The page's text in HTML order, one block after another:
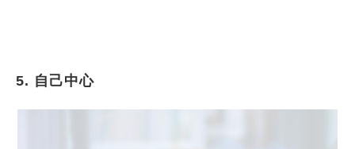
5. 自己中心